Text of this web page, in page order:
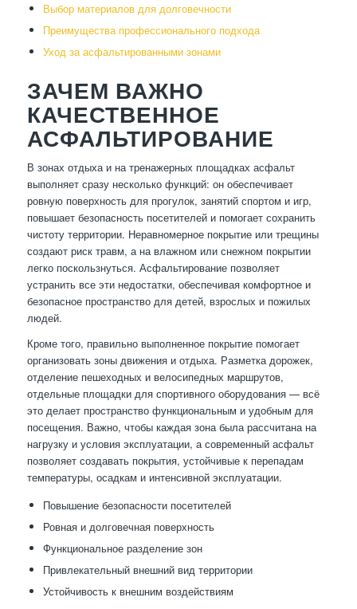
Выбор материалов для долговечности
Преимущества профессионального подхода
Уход за асфальтированными зонами
ЗАЧЕМ ВАЖНО
КАЧЕСТВЕННОЕ
АСФАЛЬТИРОВАНИЕ
В зонах отдыха и на тренажерных площадках асфальт
выполняет сразу несколько функций: он обеспечивает
ровную поверхность для прогулок, занятий спортом и игр,
повышает безопасность посетителей и помогает сохранить
чистоту территории. Неравномерное покрытие или трещины
создают риск травм, а на влажном или снежном покрытии
легко поскользнуться. Асфальтирование позволяет
устранить все эти недостатки, обеспечивая комфортное и
безопасное пространство для детей, взрослых и пожилых
людей.
Кроме того, правильно выполненное покрытие помогает
организовать зоны движения и отдыха. Разметка дорожек,
отделение пешеходных и велосипедных маршрутов,
отдельные площадки для спортивного оборудования — всё
это делает пространство функциональным и удобным для
посещения. Важно, чтобы каждая зона была рассчитана на
нагрузку и условия эксплуатации, а современный асфальт
позволяет создавать покрытия, устойчивые к перепадам
температуры, осадкам и интенсивной эксплуатации.
Повышение безопасности посетителей
Ровная и долговечная поверхность
Функциональное разделение зон
Привлекательный внешний вид территории
Устойчивость к внешним воздействиям